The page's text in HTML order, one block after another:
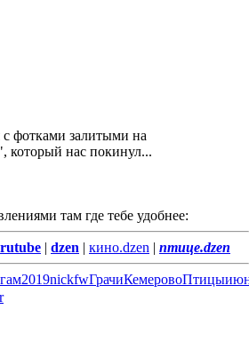
с фотками залитыми на
который нас покинул...
там где тебе удобнее:
rutube | dzen | кино.dzen | птице.dzen
2019nickfwГрачиКемеровоПтицы